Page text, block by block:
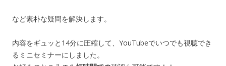
など素朴な疑問を解決します。
内容をギュッと14分に圧縮して、YouTubeでいつでも視聴でき
るミニセミナーにしました。